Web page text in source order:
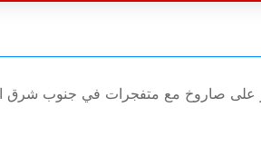
عن
على صاروخ مع متفجرات في جنوب شرق